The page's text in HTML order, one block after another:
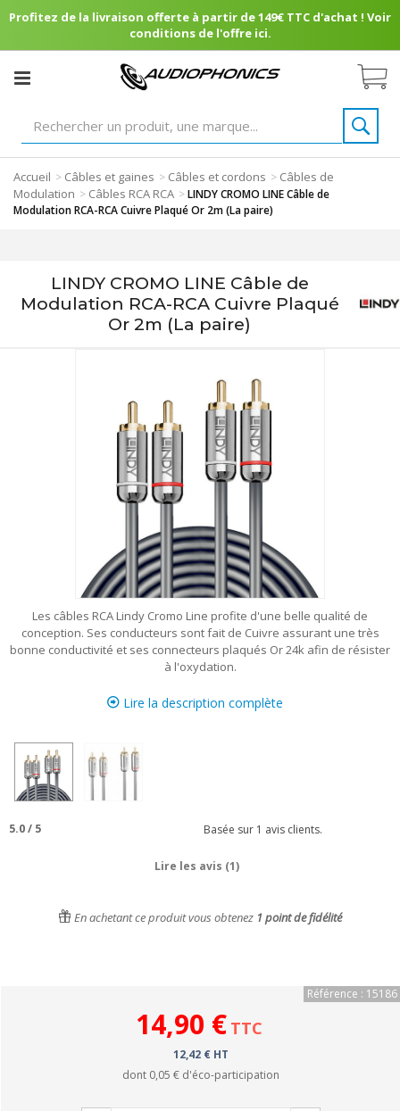
Profitez de la livraison offerte à partir de 149€ TTC d'achat ! Voir
conditions de l'offre ici.
Accueil > Câbles et gaines > Câbles et cordons > Câbles de
Modulation > Câbles RCA RCA >LINDY CROMO LINE Câble de
Modulation RCA-RCA Cuivre Plaqué Or 2m (La paire)
LINDY CROMO LINE Câble de
Modulation RCA-RCA Cuivre Plaqué
Or 2m (La paire)
Les câbles RCA Lindy Cromo Line profite d'une belle qualité de
conception. Ses conducteurs sont fait de Cuivre assurant une très
bonne conductivité et ses connecteurs plaqués Or 24k afin de résister
à l'oxydation.
Lire la description complète
5.0/ 5 Basée sur 1 avis clients.
Lire les avis (1)
En achetant ce produit vous obtenez 1 point de fidélité
Référence : 15186
14,90 € TTC
12,42 € HT
dont 0,05 € d'éco-participation